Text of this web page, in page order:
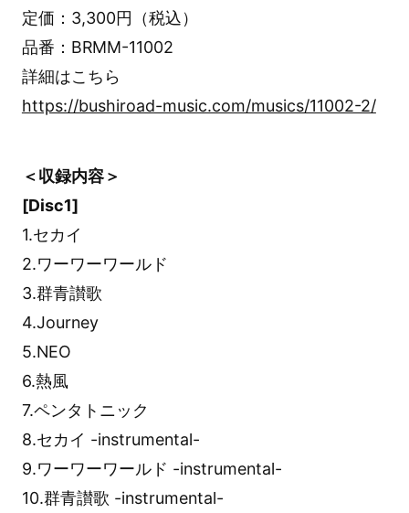
定価：3,300円（税込）
品番：BRMM-11002
詳細はこちら
https://bushiroad-music.com/musics/11002-2/
＜収録内容＞
[Disc1]
1.セカイ
2.ワーワーワールド
3.群青讃歌
4.Journey
5.NEO
6.熱風
7.ペンタトニック
8.セカイ -instrumental-
9.ワーワーワールド -instrumental-
10.群青讃歌 -instrumental-